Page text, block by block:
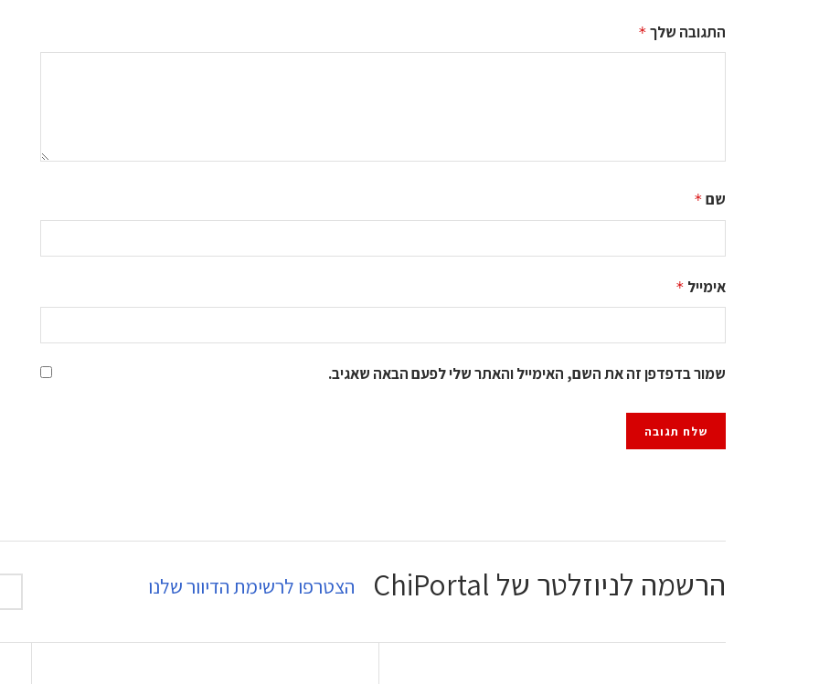
התגובה שלך *
שם *
אימייל *
שמור בדפדפן זה את השם, האימייל והאתר שלי לפעם הבאה שאגיב.
הרשמה לניוזלטר של ChiPortal הצטרפו לרשימת הדיוור שלנו